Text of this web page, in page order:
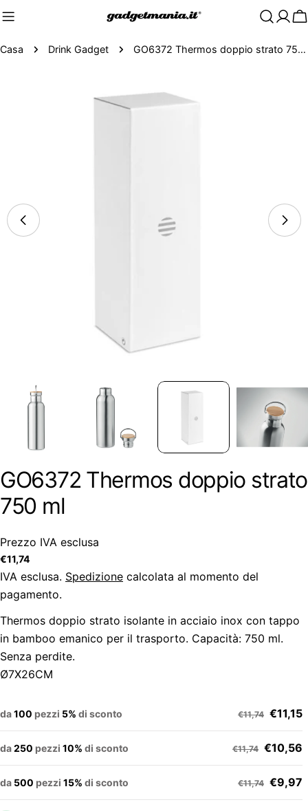
Casa Drink Gadget GO6372 Thermos doppio strato 750 ml
GO6372 Thermos doppio strato
750 ml
Prezzo IVA esclusa
Prezzo
regolare
€11,74
IVA esclusa. Spedizione calcolata al momento del
pagamento.
Thermos doppio strato isolante in acciaio inox con tappo
in bamboo emanico per il trasporto. Capacità: 750 ml.
Senza perdite.
Ø7X26CM
da100 pezzi 5% di sconto €11,74 €11,15
da250 pezzi 10% di sconto €11,74 €10,56
da 500 pezzi 15% di sconto €11,74 €9,97